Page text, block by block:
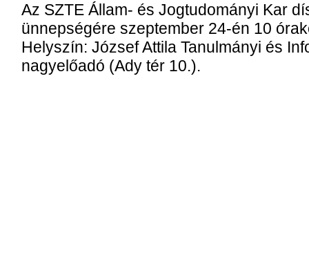
Az SZTE Állam- és Jogtudományi Kar
ünnepségére szeptember 24-én 10
Helyszín: József Attila Tanulmányi és
nagyelőadó (Ady tér 10.).